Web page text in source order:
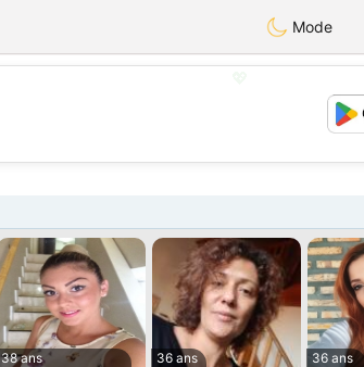
Mode
38 ans
36 ans
36 ans